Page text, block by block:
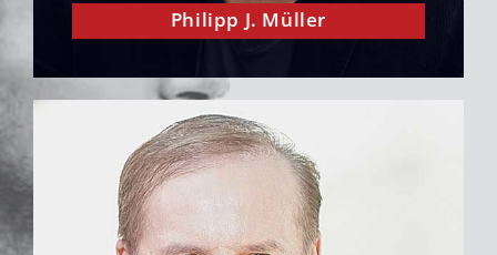
Philipp J. Müller